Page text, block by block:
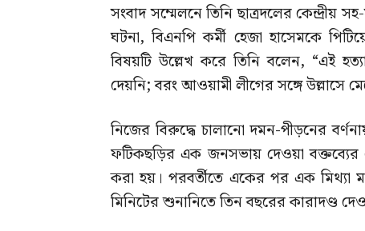
সংবাদ সম্মেলনে তিনি ছাত্রদলের
ঘটনা, বিএনপি কর্মী হেজা হাসেমকে
বিষয়টি উল্লেখ করে তিনি বলেন, “এই
দেয়নি; বরং আওয়ামী লীগের সঙ্গে উল্লাসে
নিজের বিরুদ্ধে চালানো দমন-পীড়নের
ফটিকছড়ির এক জনসভায় দেওয়া
করা হয়। পরবর্তীতে একের পর এক মিথ্যা
মিনিটের শুনানিতে তিন বছরের কারাদণ্ড